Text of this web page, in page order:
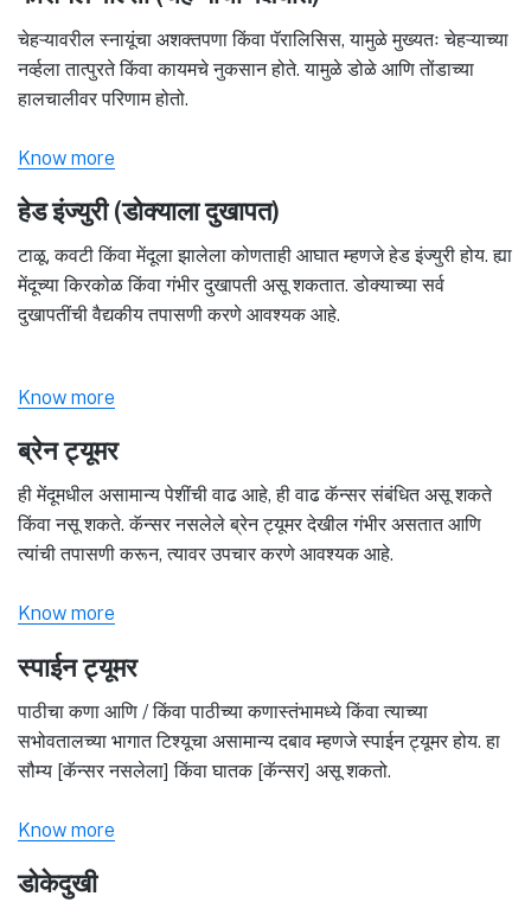
चेहऱ्यावरील स्नायूंचा अशक्तपणा किंवा पॅरालिसिस, यामुळे मुख्यतः चेहऱ्याच्या
नर्व्हला तात्पुरते किंवा कायमचे नुकसान होते. यामुळे डोळे आणि तोंडाच्या
हालचालीवर परिणाम होतो.
Know more
हेड इंज्युरी (डोक्याला दुखापत)
टाळू, कवटी किंवा मेंदूला झालेला कोणताही आघात म्हणजे हेड इंज्युरी होय. ह्या
मेंदूच्या किरकोळ किंवा गंभीर दुखापती असू शकतात. डोक्याच्या सर्व
दुखापतींची वैद्यकीय तपासणी करणे आवश्यक आहे.
Know more
ब्रेन ट्यूमर
ही मेंदूमधील असामान्य पेशींची वाढ आहे, ही वाढ कॅन्सर संबंधित असू शकते
किंवा नसू शकते. कॅन्सर नसलेले ब्रेन ट्यूमर देखील गंभीर असतात आणि
त्यांची तपासणी करून, त्यावर उपचार करणे आवश्यक आहे.
Know more
स्पाईन ट्यूमर
पाठीचा कणा आणि / किंवा पाठीच्या कणास्तंभामध्ये किंवा त्याच्या
सभोवतालच्या भागात टिश्यूचा असामान्य दबाव म्हणजे स्पाईन ट्यूमर होय. हा
सौम्य [कॅन्सर नसलेला] किंवा घातक [कॅन्सर] असू शकतो.
Know more
डोकेदुखी